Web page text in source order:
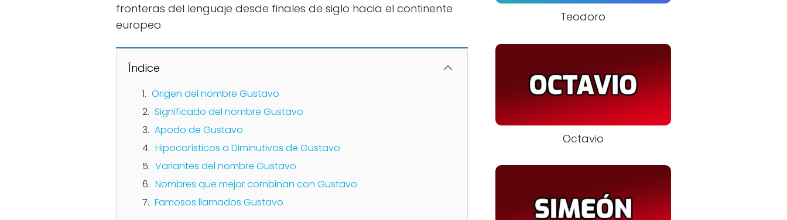
fronteras del lenguaje desde finales de siglo hacia el continente
europeo.
Índice
Origen del nombre Gustavo
Significado del nombre Gustavo
Apodo de Gustavo
Hipocorísticos o Diminutivos de Gustavo
Variantes del nombre Gustavo
Nombres que mejor combinan con Gustavo
Famosos llamados Gustavo
Teodoro
Octavio